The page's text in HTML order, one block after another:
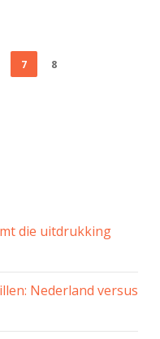
7
8
die uitdrukking
Nederland versus